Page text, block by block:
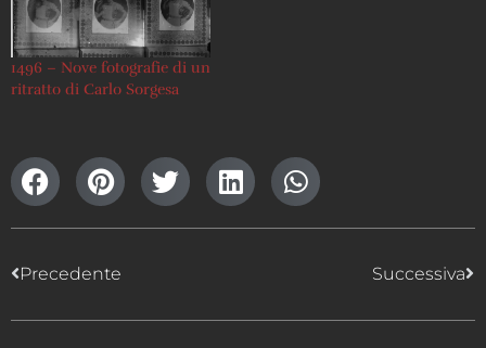
1496 – Nove fotografie di un
ritratto di Carlo Sorgesa
Precedente Successiva